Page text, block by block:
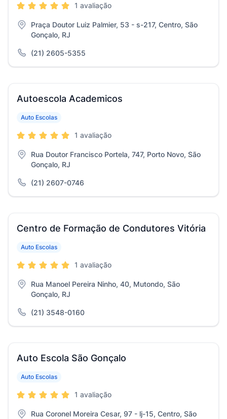
1 avaliação
Praça Doutor Luiz Palmier, 53 - s-217, Centro, São
Gonçalo, RJ
(21) 2605-5355
Autoescola Academicos
Auto Escolas
1 avaliação
Rua Doutor Francisco Portela, 747, Porto Novo, São
Gonçalo, RJ
(21) 2607-0746
Centro de Formação de Condutores Vitória
Auto Escolas
1 avaliação
Rua Manoel Pereira Ninho, 40, Mutondo, São
Gonçalo, RJ
(21) 3548-0160
Auto Escola São Gonçalo
Auto Escolas
1 avaliação
Rua Coronel Moreira Cesar, 97 - lj-15, Centro, São